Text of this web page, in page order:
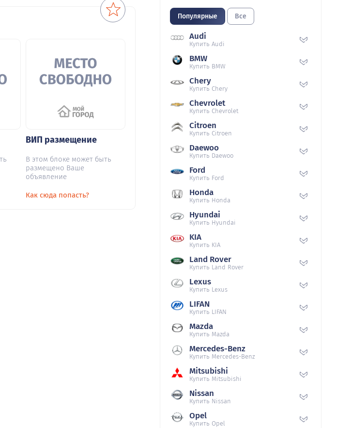
ВИП размещение
В этом блоке может быть
размещено Ваше
объявление
Как сюда попасть?
Популярные Все
Audi
Купить Audi
BMW
Купить BMW
Chery
Купить Chery
Chevrolet
Купить Chevrolet
Citroen
Купить Citroen
Daewoo
Купить Daewoo
Ford
Купить Ford
Honda
Купить Honda
Hyundai
Купить Hyundai
KIA
Купить KIA
Land Rover
Купить Land Rover
Lexus
Купить Lexus
LIFAN
Купить LIFAN
Mazda
Купить Mazda
Mercedes-Benz
Купить Mercedes-Benz
Mitsubishi
Купить Mitsubishi
Nissan
Купить Nissan
Opel
Купить Opel